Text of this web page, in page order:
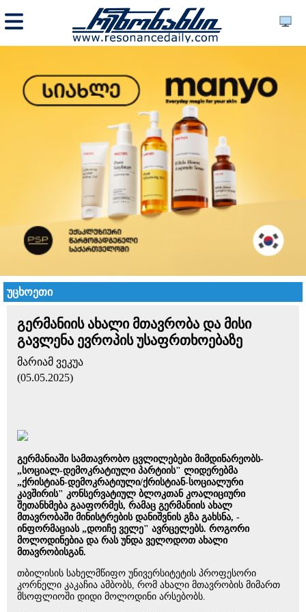
უცხოეთი
გერმანიის ახალი მთავრობა და მისი
გავლენა ევროპის უსაფრთხოებაზე
მარიამ ვეკუა
(05.05.2025)
გერმანიაში სამთავრობო ცვლილებები მიმდინარეობს-
„სოციალ-დემოკრატიული პარტიის" ლიდერებმა
„ქრისტიან-დემოკრატიული/ქრისტიან-სოციალური
კავშირის" კონსერვატიულ ბლოკთან კოალიციური
შეთანხმება გააფორმეს, რამაც გერმანიის ახალ
მთავრობაში მინისტრების დანიშვნის გზა გახსნა, -
ინფორმაციას „დოიჩე ველე" ავრცელებს. როგორი
მოლოდინებია და რას უნდა ველოდოთ ახალი
მთავრობისგან.
თბილისის სახელმწიფო უნივერსიტეტის პროფესორი
კორნელი კაკაჩია ამბობს, რომ ახალი მთავრობის მიმართ
მსოფლიოში დიდი მოლოდინი არსებობს.